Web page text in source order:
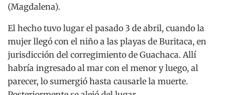
(Magdalena).
El hecho tuvo lugar el pasado 3 de abril, cuando la
mujer llegó con el niño a las playas de Buritaca, en
jurisdicción del corregimiento de Guachaca. Allí
habría ingresado al mar con el menor y luego, al
parecer, lo sumergió hasta causarle la muerte.